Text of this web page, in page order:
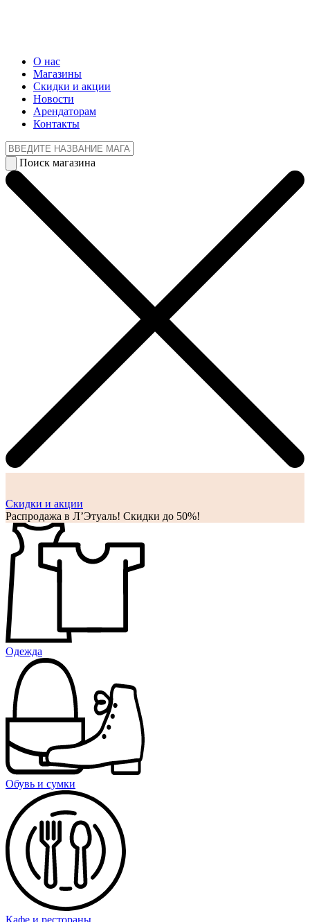
О нас
Магазины
Cкидки и акции
Новости
Арендаторам
Контакты
Поиск магазина
Cкидки и акции
Распродажа в Л’Этуаль! Скидки до 50%!
Одежда
Обувь и сумки
Кафе и рестораны